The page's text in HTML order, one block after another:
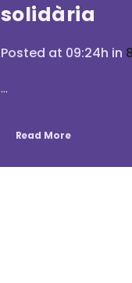
solidària
Posted at 09:24h in
...
Read More